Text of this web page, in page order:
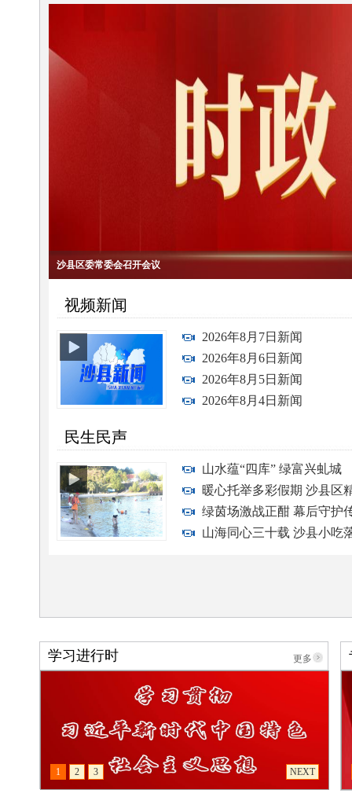
沙县区委常委会召开会议
视频新闻
2026年8月7日新闻
2026年8月6日新闻
2026年8月5日新闻
2026年8月4日新闻
民生民声
山水蕴“四库” 绿富兴虬城
暖心托举多彩假期 沙县区
守护青少年快乐成长
绿茵场激战正酣 幕后守护
温度
山海同心三十载 沙县小吃
学习进行时 更多
1 2 3 NEXT